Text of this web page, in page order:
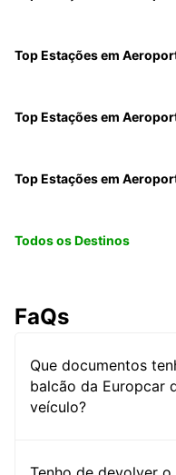
Top Estações em
Top Estações em
Top Estações em
Todos os Destinos
FaQs
Que documentos
balcão da Europcar
veículo?